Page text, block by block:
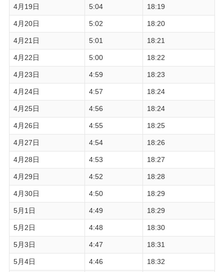
4月19日 5:04 18:19
4月20日 5:02 18:20
4月21日 5:01 18:21
4月22日 5:00 18:22
4月23日 4:59 18:23
4月24日 4:57 18:24
4月25日 4:56 18:24
4月26日 4:55 18:25
4月27日 4:54 18:26
4月28日 4:53 18:27
4月29日 4:52 18:28
4月30日 4:50 18:29
5月1日 4:49 18:29
5月2日 4:48 18:30
5月3日 4:47 18:31
5月4日 4:46 18:32